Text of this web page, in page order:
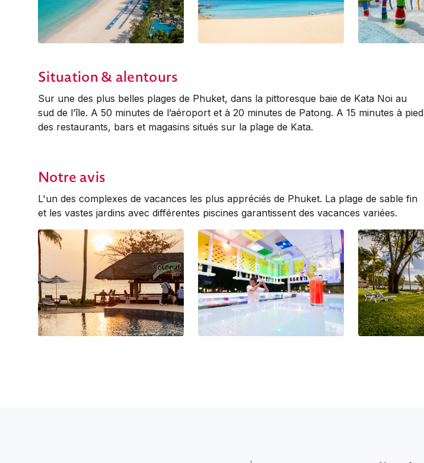
Situation & alentours
Sur une des plus belles plages de Phuket, dans la pittoresque baie de Kata Noi au
sud de l’île. A 50 minutes de l’aéroport et à 20 minutes de Patong. A 15 minutes à pied
des restaurants, bars et magasins situés sur la plage de Kata.
Notre avis
L'un des complexes de vacances les plus appréciés de Phuket. La plage de sable fin
et les vastes jardins avec différentes piscines garantissent des vacances variées.